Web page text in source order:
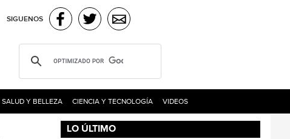
SIGUENOS
SALUD Y BELLEZA CIENCIA Y TECNOLOGÍA VIDEOS
LO ÚLTIMO